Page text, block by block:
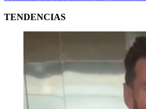
TENDENCIAS